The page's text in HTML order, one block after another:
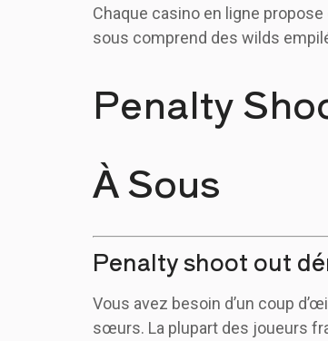
Chaque casino en ligne
sous comprend des wilds
Penalty
À Sous
Penalty shoot out
Vous avez besoin d’un coup
sœurs. La plupart des joueurs